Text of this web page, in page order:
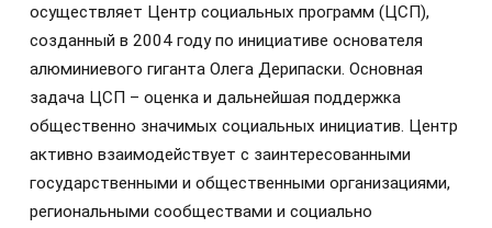
осуществляет Центр социальных программ (ЦСП),
созданный в 2004 году по инициативе основателя
алюминиевого гиганта Олега Дерипаски. Основная
задача ЦСП – оценка и дальнейшая поддержка
общественно значимых социальных инициатив. Центр
активно взаимодействует с заинтересованными
государственными и общественными организациями,
региональными сообществами и социально